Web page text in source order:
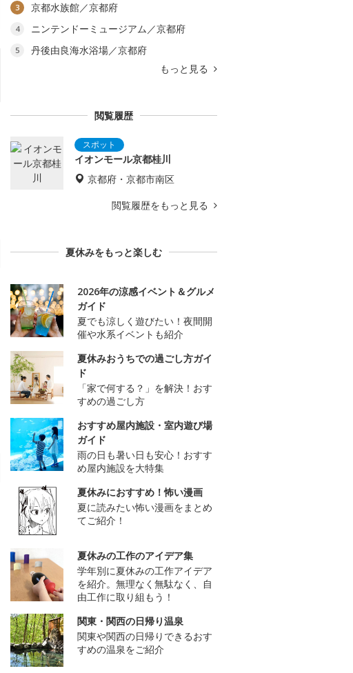
3 京都水族館／京都府
4 ニンテンドーミュージアム／京都府
5
丹後由良海水浴場／京都府
もっと見る
閲覧履歴
イオンモール京都桂川
京都府・京都市南区
閲覧履歴をもっと見る
夏休みをもっと楽しむ
2026年の涼感イベント＆グルメ
ガイド
夏でも涼しく遊びたい！夜間開
催や水系イベントも紹介
夏休みおうちでの過ごし方ガイ
ド
「家で何する？」を解決！おす
すめの過ごし方
おすすめ屋内施設・室内遊び場
ガイド
雨の日も暑い日も安心！おすす
め屋内施設を大特集
夏休みにおすすめ！怖い漫画
夏に読みたい怖い漫画をまとめ
てご紹介！
夏休みの工作のアイデア集
学年別に夏休みの工作アイデア
を紹介。無理なく無駄なく、自
由工作に取り組もう！
関東・関西の日帰り温泉
関東や関西の日帰りできるおす
すめの温泉をご紹介